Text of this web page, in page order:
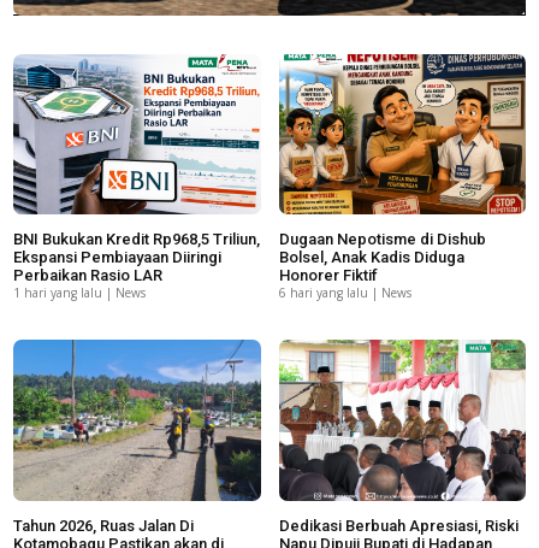
BNI Bukukan Kredit Rp968,5 Triliun,
Ekspansi Pembiayaan Diiringi
Perbaikan Rasio LAR
1 hari yang lalu | News
Dugaan Nepotisme di Dishub
Bolsel, Anak Kadis Diduga
Honorer Fiktif
6 hari yang lalu | News
Tahun 2026, Ruas Jalan Di
Kotamobagu Pastikan akan di
Dedikasi Berbuah Apresiasi, Riski
Napu Dipuji Bupati di Hadapan